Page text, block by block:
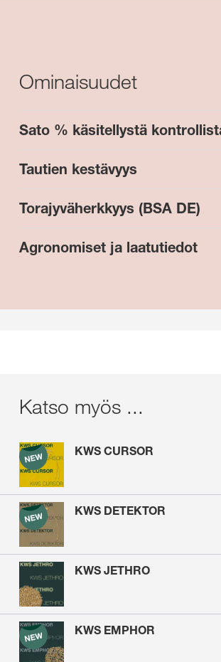
Ominaisuudet
Sato % käsitellystä
Tautien kestävyys
Torajyväherkkyys (BSA DE)
Agronomiset ja laatutiedot
Katso myös ...
KWS CURSOR
KWS DETEKTOR
KWS JETHRO
KWS EMPHOR